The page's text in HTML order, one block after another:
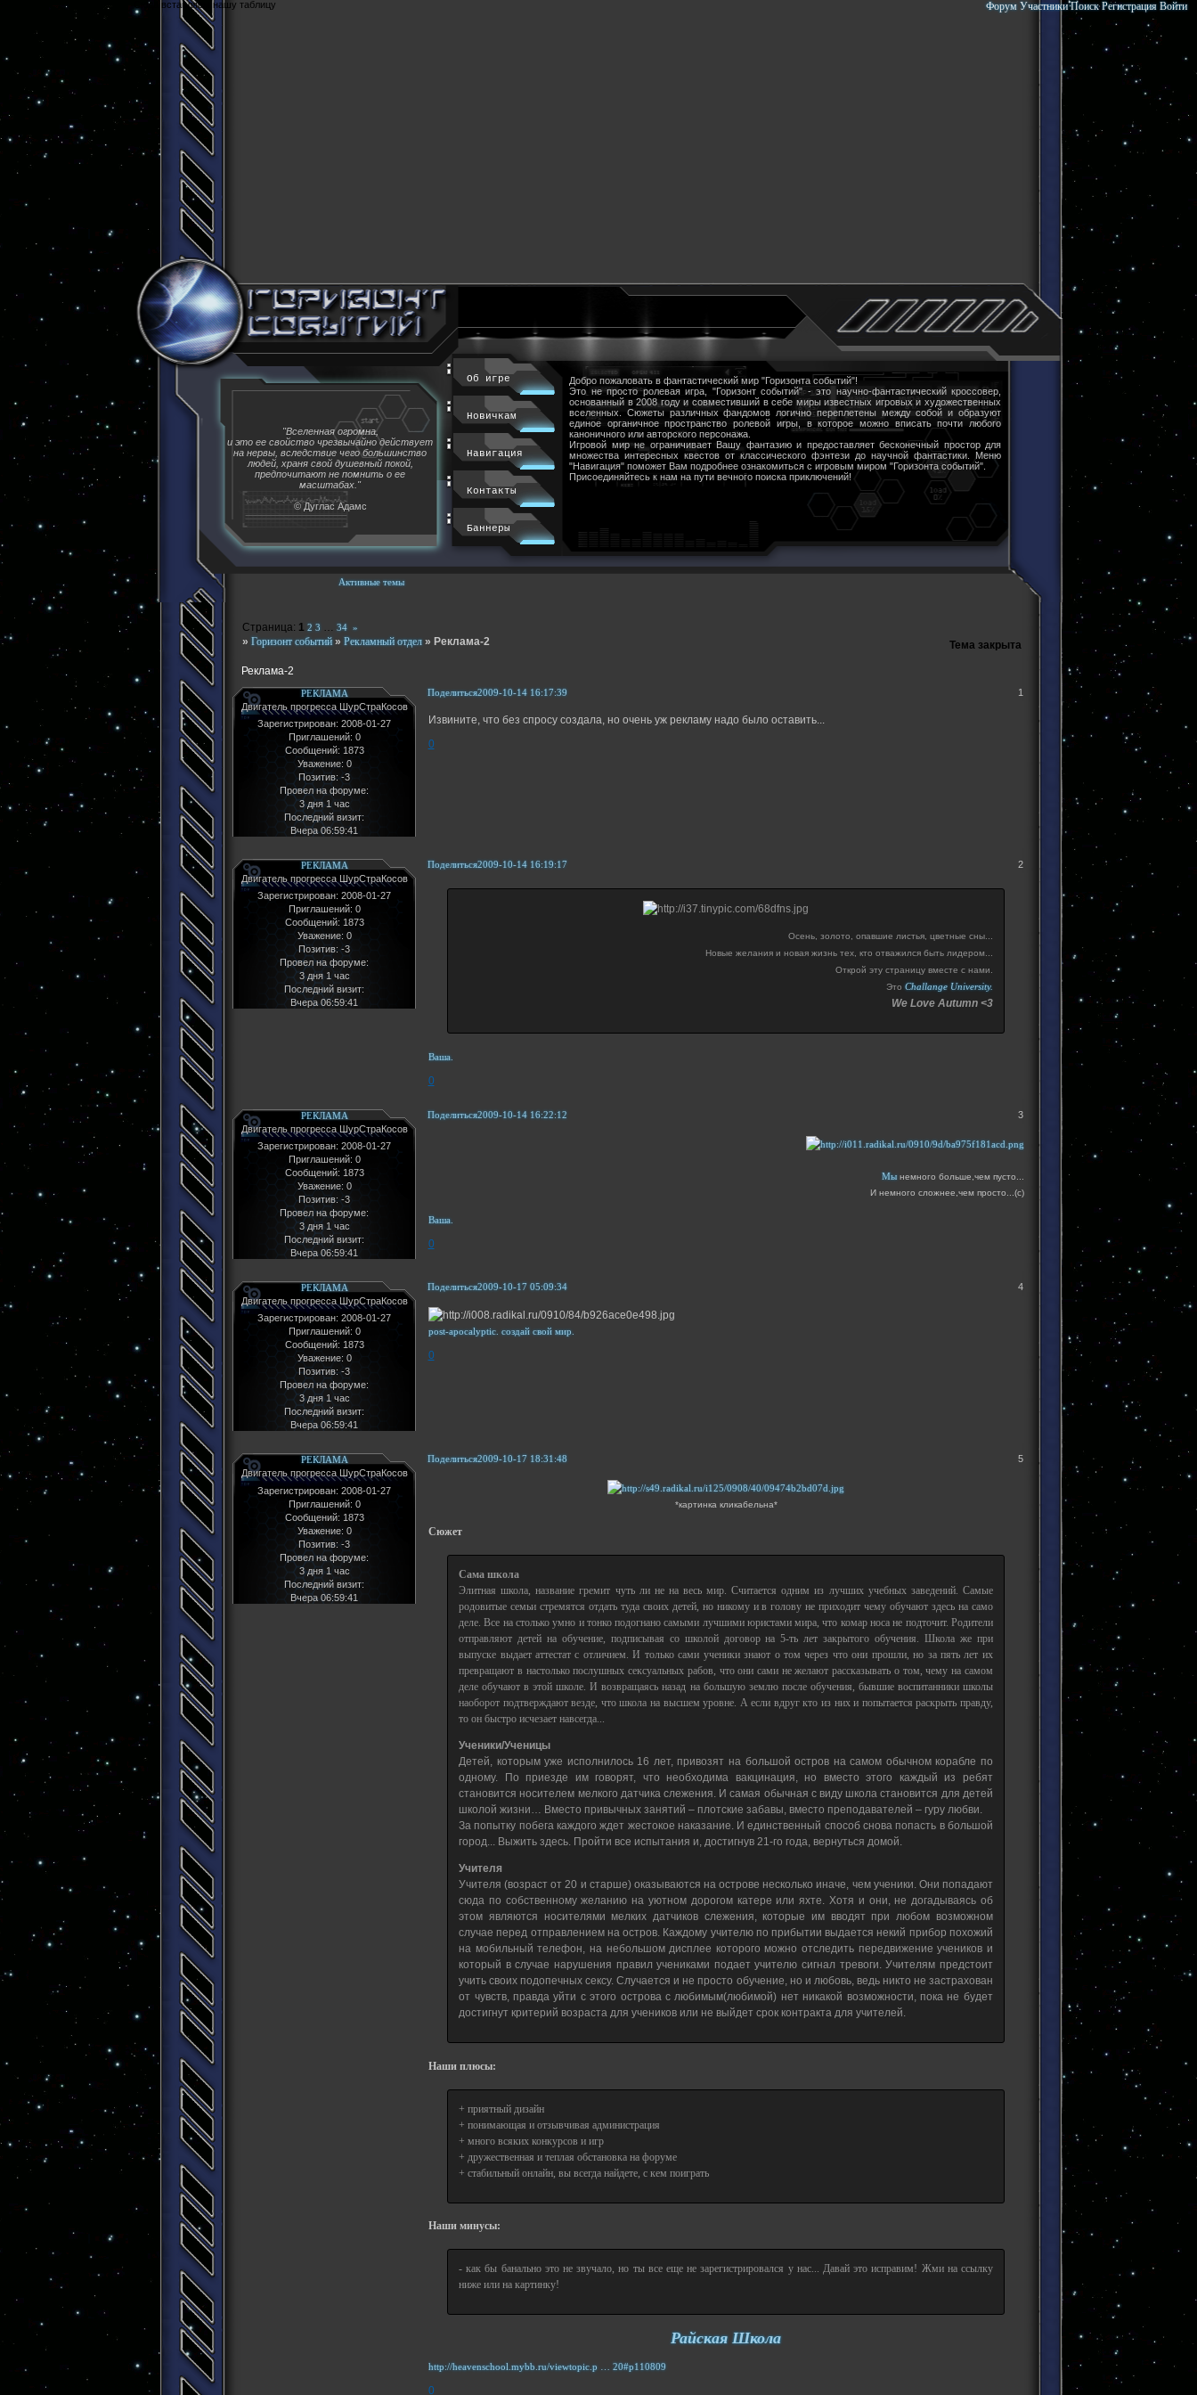
Cюда вставляем нашу таблицу Форум Участники Поиск Регистрация Войти
Активные темы
"Вселенная огромна,
и это ее свойство чрезвычайно действует
на нервы, вследствие чего большинство
людей, храня свой душевный покой,
предпочитают не помнить о ее
масштабах."
© Дуглас Адамс
Об игре
Новичкам
Навигация
Контакты
Баннеры
Добро пожаловать в фантастический мир "Горизонта событий"!
Это не просто ролевая игра, "Горизонт событий" - это научно-фантастический кроссовер,
основанный в 2008 году и совместивший в себе миры известных игровых и художественных
вселенных. Сюжеты различных фандомов логично переплетены между собой и образуют
единое органичное пространство ролевой игры, в которое можно вписать почти любого
каноничного или авторского персонажа.
Игровой мир не ограничивает Вашу фантазию и предоставляет бесконечный простор для
множества интересных квестов от классического фэнтези до научной фантастики. Меню
"Навигация" поможет Вам подробнее ознакомиться с игровым миром "Горизонта событий".
Присоединяйтесь к нам на пути вечного поиска приключений!
» Горизонт событий » Рекламный отдел » Реклама-2
Реклама-2
Страница: 1 2 3 34 »
Тема закрыта
Поделиться 1
2009-10-14 16:17:39
РЕКЛАМА
Двигатель прогресса ШурСтраКосов
Зарегистрирован: 2008-01-27
Приглашений: 0
Сообщений: 1873
Уважение: 0
Позитив: -3
Провел на форуме:
3 дня 1 час
Последний визит:
Вчера 06:59:41
Извините, что без спросу создала, но очень уж рекламу надо было оставить...
0
Поделиться 2
2009-10-14 16:19:17
РЕКЛАМА
Двигатель прогресса ШурСтраКосов
Зарегистрирован: 2008-01-27
Приглашений: 0
Сообщений: 1873
Уважение: 0
Позитив: -3
Провел на форуме:
3 дня 1 час
Последний визит:
Вчера 06:59:41
Осень, золото, опавшие листья, цветные сны...
Новые желания и новая жизнь тех, кто отважился быть лидером...
Открой эту страницу вместе с нами.
Это Challange University.
We Love Autumn <3
Ваша.
0
Поделиться 3
2009-10-14 16:22:12
РЕКЛАМА
Двигатель прогресса ШурСтраКосов
Зарегистрирован: 2008-01-27
Приглашений: 0
Сообщений: 1873
Уважение: 0
Позитив: -3
Провел на форуме:
3 дня 1 час
Последний визит:
Вчера 06:59:41
Мынемного больше,чем пусто...
И немного сложнее,чем просто...(с)
Ваша.
0
Поделиться 4
2009-10-17 05:09:34
РЕКЛАМА
Двигатель прогресса ШурСтраКосов
Зарегистрирован: 2008-01-27
Приглашений: 0
Сообщений: 1873
Уважение: 0
Позитив: -3
Провел на форуме:
3 дня 1 час
Последний визит:
Вчера 06:59:41
post-apocalyptic. создай свой мир.
0
Поделиться 5
2009-10-17 18:31:48
РЕКЛАМА
Двигатель прогресса ШурСтраКосов
Зарегистрирован: 2008-01-27
Приглашений: 0
Сообщений: 1873
Уважение: 0
Позитив: -3
Провел на форуме:
3 дня 1 час
Последний визит:
Вчера 06:59:41
*картинка кликабельна*
Сюжет
Сама школа
Элитная школа, название гремит чуть ли не на весь мир. Считается одним из лучших учебных заведений. Самые
родовитые семьи стремятся отдать туда своих детей, но никому и в голову не приходит чему обучают здесь на само
деле. Все на столько умно и тонко подогнано самыми лучшими юристами мира, что комар носа не подточит. Родители
отправляют детей на обучение, подписывая со школой договор на 5-ть лет закрытого обучения. Школа же при
выпуске выдает аттестат с отличием. И только сами ученики знают о том через что они прошли, но за пять лет их
превращают в настолько послушных сексуальных рабов, что они сами не желают рассказывать о том, чему на самом
деле обучают в этой школе. И возвращаясь назад на большую землю после обучения, бывшие воспитанники школы
наоборот подтверждают везде, что школа на высшем уровне. А если вдруг кто из них и попытается раскрыть правду,
то он быстро исчезает навсегда...
Ученики/Ученицы
Детей, которым уже исполнилось 16 лет, привозят на большой остров на самом обычном корабле по
одному. По приезде им говорят, что необходима вакцинация, но вместо этого каждый из ребят
становится носителем мелкого датчика слежения. И самая обычная с виду школа становится для детей
школой жизни… Вместо привычных занятий – плотские забавы, вместо преподавателей – гуру любви.
За попытку побега каждого ждет жестокое наказание. И единственный способ снова попасть в большой
город... Выжить здесь. Пройти все испытания и, достигнув 21-го года, вернуться домой.
Учителя
Учителя (возраст от 20 и старше) оказываются на острове несколько иначе, чем ученики. Они попадают
сюда по собственному желанию на уютном дорогом катере или яхте. Хотя и они, не догадываясь об
этом являются носителями мелких датчиков слежения, которые им вводят при любом возможном
случае перед отправлением на остров. Каждому учителю по прибытии выдается некий прибор похожий
на мобильный телефон, на небольшом дисплее которого можно отследить передвижение учеников и
который в случае нарушения правил учениками подает учителю сигнал тревоги. Учителям предстоит
учить своих подопечных сексу. Случается и не просто обучение, но и любовь, ведь никто не застрахован
от чувств, правда уйти с этого острова с любимым(любимой) нет никакой возможности, пока не будет
достигнут критерий возраста для учеников или не выйдет срок контракта для учителей.
Наши плюсы:
+ приятный дизайн
+ понимающая и отзывчивая администрация
+ много всяких конкурсов и игр
+ дружественная и теплая обстановка на форуме
+ стабильный онлайн, вы всегда найдете, с кем поиграть
Наши минусы:
- как бы банально это не звучало, но ты все еще не зарегистрировался у нас... Давай это исправим! Жми на ссылку
ниже или на картинку!
Райская Школа
http://heavenschool.mybb.ru/viewtopic.p … 20#p110809
0